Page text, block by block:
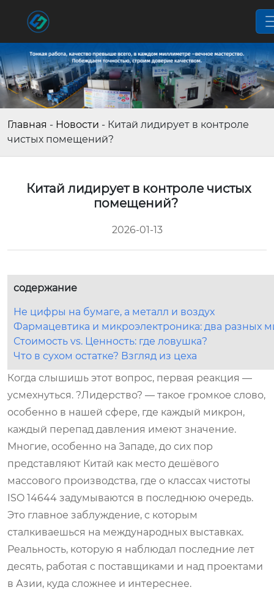
Главная - Новости - Китай лидирует в контроле
чистых помещений?
Китай лидирует в контроле чистых
помещений?
2026-01-13
содержание
Не цифры на бумаге, а металл и воздух
Фармацевтика и микроэлектроника: два разных
Стоимость vs. Ценность: где ловушка?
Что в сухом остатке? Взгляд из цеха
Когда слышишь этот вопрос, первая реакция —
усмехнуться. ?Лидерство? — такое громкое слово,
особенно в нашей сфере, где каждый микрон,
каждый перепад давления имеют значение.
Многие, особенно на Западе, до сих пор
представляют Китай как место дешёвого
массового производства, где о классах чистоты
ISO 14644 задумываются в последнюю очередь.
Это главное заблуждение, с которым
сталкиваешься на международных выставках.
Реальность, которую я наблюдал последние лет
десять, работая с поставщиками и над проектами
в Азии, куда сложнее и интереснее.